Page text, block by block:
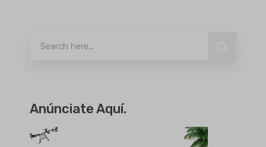
Anúnciate Aquí.